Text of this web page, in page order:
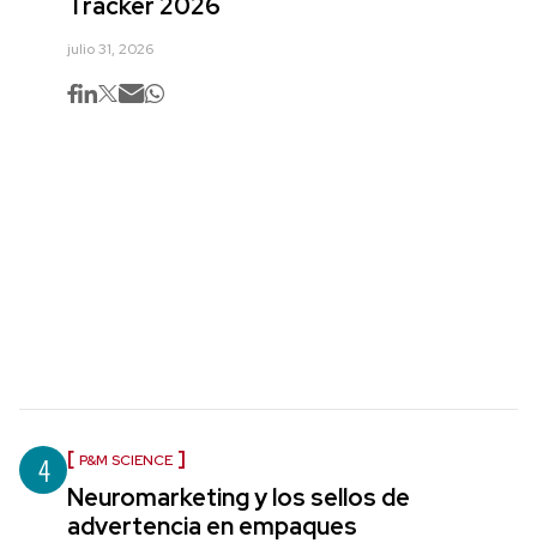
julio 31, 2026
4 P&M SCIENCE
Neuromarketing y los sellos de
advertencia en empaques